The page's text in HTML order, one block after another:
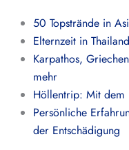
50 Topstrände in
Elternzeit in
Karpathos,
mehr
Höllentrip: Mit dem
Persönliche
der Entschädigung